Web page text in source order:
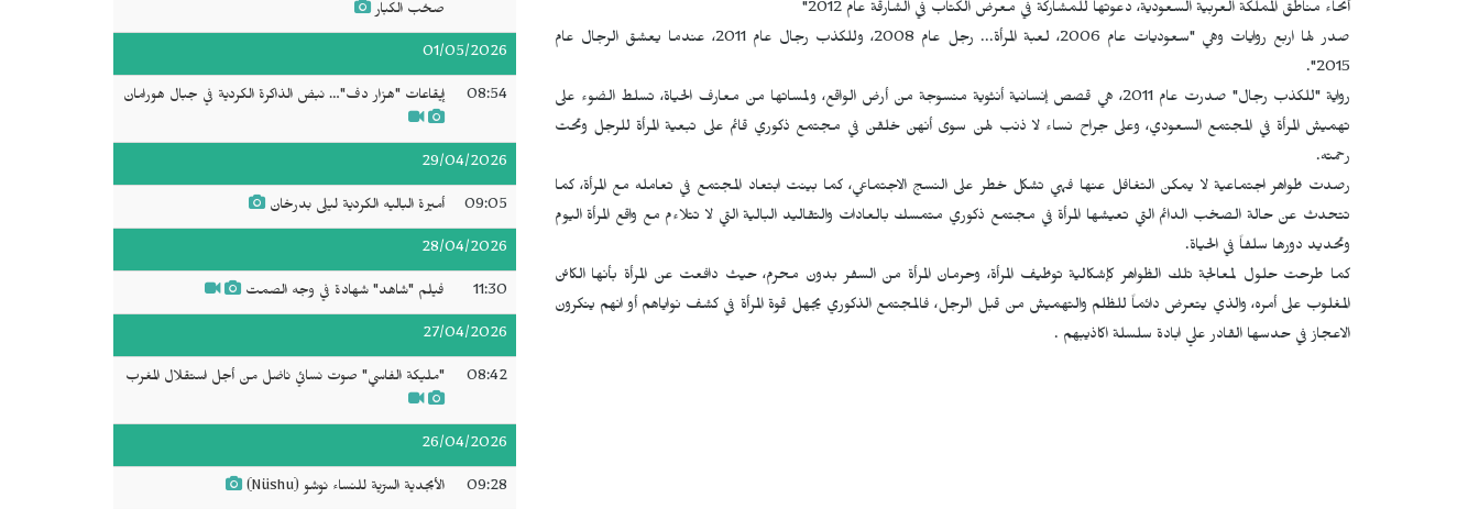
أنحاء مناطق المملكة العربية السعودية، دعوتها للمشاركة في معرض الكتاب في الشارقة عام 2012"
صدر لها اربع روايات وهي "سعوديات عام 2006، لعبة المرأة... رجل عام 2008، وللكذب رجال عام 2011، عندما يعشق الرجال عام
2015".
رواية "للكذب رجال" صدرت عام 2011، هي قصص إنسانية أنثوية منسوجة من أرض الواقع، ولمساتها من معارف الحياة، تسلط الضوء على
تهميش المرأة في المجتمع السعودي، وعلى جراح نساء لا ذنب لهن سوى أنهن خلقن في مجتمع ذكوري قائم على تبعية المرأة للرجل وتحت
رحمته.
رصدت ظواهر اجتماعية لا يمكن التغافل عنها فهي تشكل خطر على النسج الاجتماعي، كما بينت ابتعاد المجتمع في تعامله مع المرأة، كما
تتحدث عن حالة الصخب الدائم التي تعيشها المرأة في مجتمع ذكوري متمسك بالعادات والتقاليد البالية التي لا تتلاءم مع واقع المرأة اليوم
وتحديد دورها سلفاً في الحياة.
كما طرحت حلول لمعالجة تلك الظواهر كإشكالية توظيف المرأة، وحرمان المرأة من السفر بدون محرم، حيث دافعت عن المرأة بأنها الكائن
المغلوب على أمره، والذي يتعرض دائماً للظلم والتهميش من قبل الرجل، فالمجتمع الذكوري يجهل قوة المرأة في كشف نواياهم أو انهم ينكرون
الاعجاز في حدسها القادر علي ابادة سلسلة اكاذيبهم .
صخب الكبار
01/05/2026
08:54 إيقاعات "هزار دف"… نبض الذاكرة الكردية في جبال هورامان
29/04/2026
09:05 أميرة الباليه الكردية ليلى بدرخان
28/04/2026
11:30 فيلم "شاهد" شهادة في وجه الصمت
27/04/2026
08:42 "مليكة الفاسي" صوت نسائي ناضل من أجل استقلال المغرب
26/04/2026
09:28 الأبجدية السرّية للنساء نوشو (Nüshu)